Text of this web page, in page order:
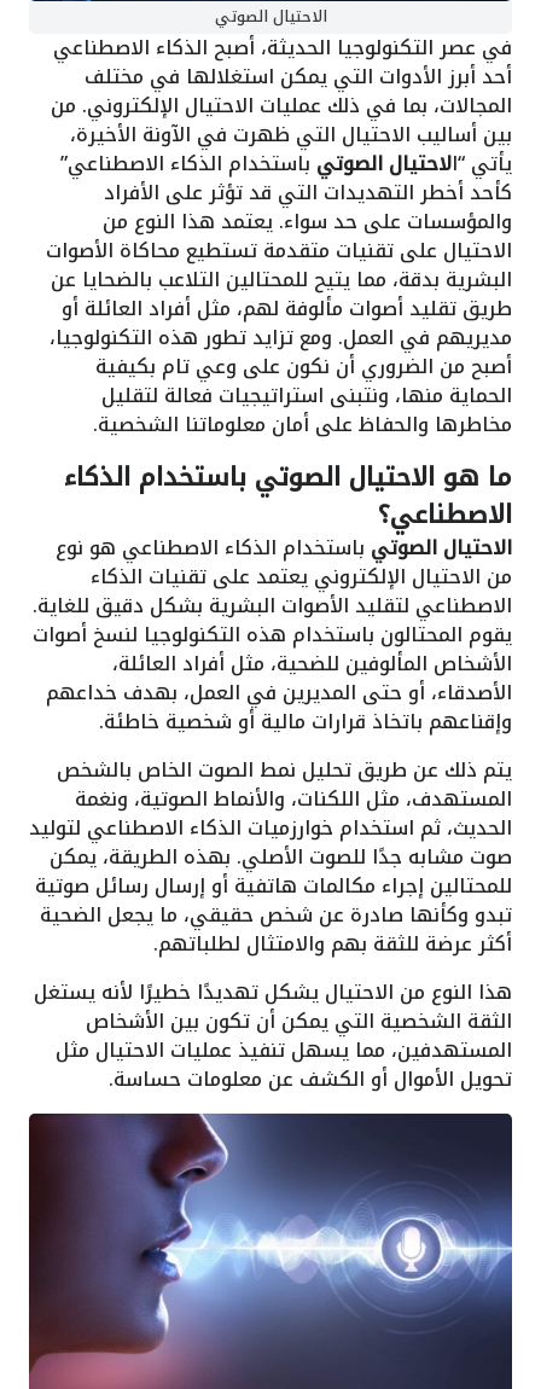
الاحتيال الصوتي
في عصر التكنولوجيا الحديثة، أصبح الذكاء الاصطناعي
أحد أبرز الأدوات التي يمكن استغلالها في مختلف
المجالات، بما في ذلك عمليات الاحتيال الإلكتروني. من
بين أساليب الاحتيال التي ظهرت في الآونة الأخيرة،
يأتي “الاحتيال الصوتي باستخدام الذكاء الاصطناعي”
كأحد أخطر التهديدات التي قد تؤثر على الأفراد
والمؤسسات على حد سواء. يعتمد هذا النوع من
الاحتيال على تقنيات متقدمة تستطيع محاكاة الأصوات
البشرية بدقة، مما يتيح للمحتالين التلاعب بالضحايا عن
طريق تقليد أصوات مألوفة لهم، مثل أفراد العائلة أو
مديريهم في العمل. ومع تزايد تطور هذه التكنولوجيا،
أصبح من الضروري أن نكون على وعي تام بكيفية
الحماية منها، ونتبنى استراتيجيات فعالة لتقليل
مخاطرها والحفاظ على أمان معلوماتنا الشخصية.
ما هو الاحتيال الصوتي باستخدام الذكاء
الاصطناعي؟
الاحتيال الصوتي باستخدام الذكاء الاصطناعي هو نوع
من الاحتيال الإلكتروني يعتمد على تقنيات الذكاء
الاصطناعي لتقليد الأصوات البشرية بشكل دقيق للغاية.
يقوم المحتالون باستخدام هذه التكنولوجيا لنسخ أصوات
الأشخاص المألوفين للضحية، مثل أفراد العائلة،
الأصدقاء، أو حتى المديرين في العمل، بهدف خداعهم
وإقناعهم باتخاذ قرارات مالية أو شخصية خاطئة.
يتم ذلك عن طريق تحليل نمط الصوت الخاص بالشخص
المستهدف، مثل اللكنات، والأنماط الصوتية، ونغمة
الحديث، ثم استخدام خوارزميات الذكاء الاصطناعي لتوليد
صوت مشابه جدًا للصوت الأصلي. بهذه الطريقة، يمكن
للمحتالين إجراء مكالمات هاتفية أو إرسال رسائل صوتية
تبدو وكأنها صادرة عن شخص حقيقي، ما يجعل الضحية
أكثر عرضة للثقة بهم والامتثال لطلباتهم.
هذا النوع من الاحتيال يشكل تهديدًا خطيرًا لأنه يستغل
الثقة الشخصية التي يمكن أن تكون بين الأشخاص
المستهدفين، مما يسهل تنفيذ عمليات الاحتيال مثل
تحويل الأموال أو الكشف عن معلومات حساسة.